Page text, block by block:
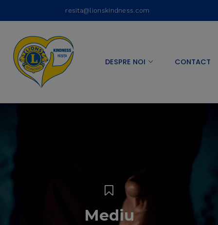
resita@lionskindness.com
DESPRE NOI CONTACT
Mediu